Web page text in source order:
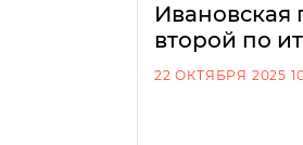
Ивановская
второй по
22 ОКТЯБРЯ 2025